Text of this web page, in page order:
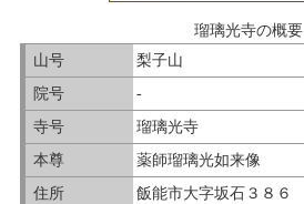
瑠璃光寺の概要
山号
梨子山
院号
-
寺号
瑠璃光寺
本尊
薬師瑠璃光如来像
住所
飯能市大字坂石３８６